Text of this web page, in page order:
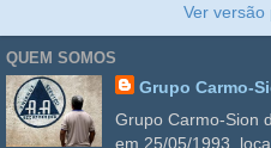
Ver versão
QUEM SOMOS
Grupo Carmo-
Grupo Carmo-Sion
em 25/05/1993,